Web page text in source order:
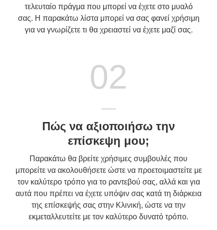
τελευταίο πράγμα που μπορεί να έχετε στο μυαλό
σας. Η παρακάτω λίστα μπορεί να σας φανεί χρήσιμη
για να γνωρίζετε τι θα χρειαστεί να έχετε μαζί σας.
02
Πώς να αξιοποιήσω την
επίσκεψη μου;
Παρακάτω θα βρείτε χρήσιμες συμβουλές που
μπορείτε να ακολουθήσετε ώστε να προετοιμαστείτε με
τον καλύτερο τρόπο για το ραντεβού σας, αλλά και για
αυτά που πρέπει να έχετε υπόψιν σας κατά τη διάρκεια
της επίσκεψής σας στην Κλινική, ώστε να την
εκμεταλλευτείτε με τον καλύτερο δυνατό τρόπο.